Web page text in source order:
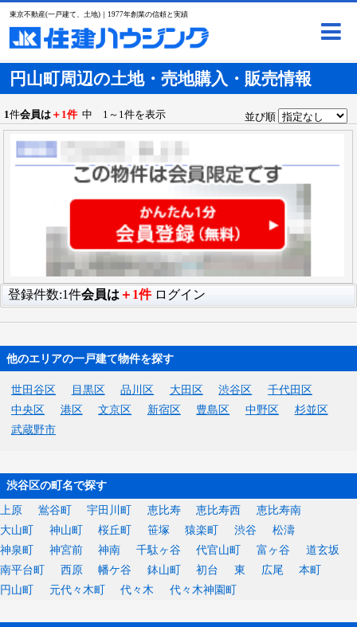
東京不動産(一戸建て、土地)｜1977年創業の信頼と実績
円山町周辺の土地・売地購入・販売情報
1件会員は ＋1件 中 1～1件を表示 並び順
登録件数:1件会員は ＋1件 ログイン
他のエリアの一戸建て物件を探す
世田谷区 目黒区 品川区 大田区 渋谷区
千代田区
中央区
港区 文京区 新宿区 豊島区 中野区
杉並区
武蔵野市
渋谷区の町名で探す
上原 鴬谷町 宇田川町 恵比寿 恵比寿西
恵比寿南
大山町
神山町 桜丘町 笹塚 猿楽町 渋谷
松濤
神泉町
神宮前 神南 千駄ヶ谷 代官山町 富ヶ谷
道玄坂
南平台町
西原 幡ケ谷 鉢山町 初台 東 広尾
本町
円山町
元代々木町 代々木 代々木神園町